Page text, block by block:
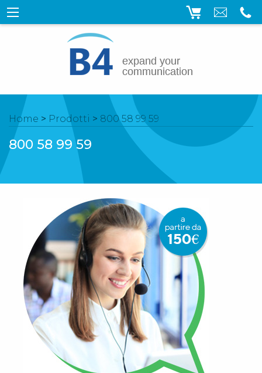
Home > Prodotti > 800 58 99 59
800 58 99 59